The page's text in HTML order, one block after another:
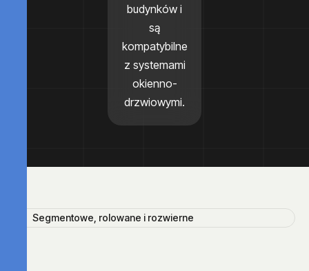
budynków i
są
kompatybilne
z systemami
okienno-
drzwiowymi.
Segmentowe, rolowane i rozwierne